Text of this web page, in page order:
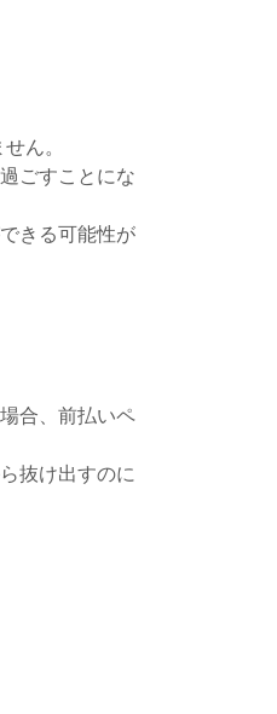
ん。
ごすことにな
きる可能性が
合、前払いペ
抜け出すのに